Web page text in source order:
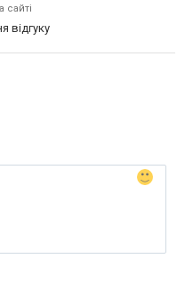
сайті
відгуку